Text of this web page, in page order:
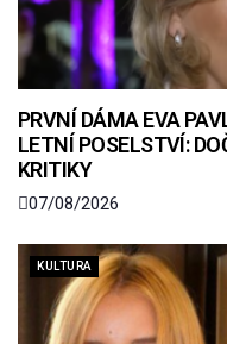
PRVNÍ DÁMA EVA
LETNÍ POSELSTVÍ:
KRITIKY
07/08/2026
KULTURA